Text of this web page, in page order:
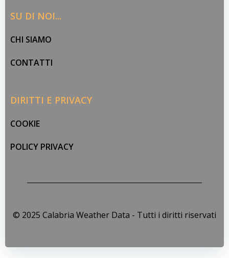
SU DI NOI...
CHI SIAMO
CONTATTI
DIRITTI E PRIVACY
COOKIE
POLICY PRIVACY
© 2025 Calabria Weather Data - Tutti i diritti riservati